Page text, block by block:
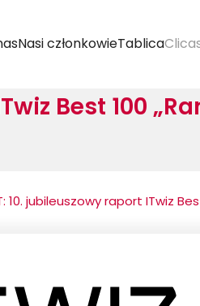
Nasi członkowieTablica
Best 100
10. jubileuszowy raport ITwiz